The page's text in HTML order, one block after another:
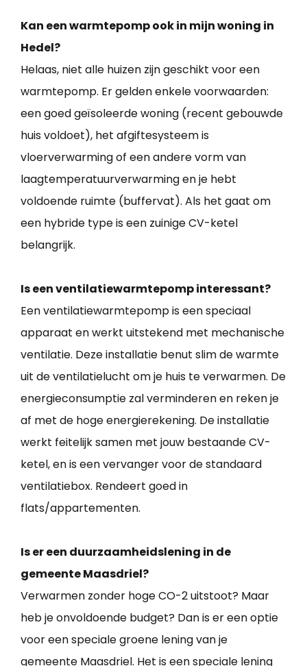
Kan een warmtepomp ook in mijn woning in
Hedel?
Helaas, niet alle huizen zijn geschikt voor een
warmtepomp. Er gelden enkele voorwaarden:
een goed geïsoleerde woning (recent gebouwde
huis voldoet), het afgiftesysteem is
vloerverwarming of een andere vorm van
laagtemperatuurverwarming en je hebt
voldoende ruimte (buffervat). Als het gaat om
een hybride type is een zuinige CV-ketel
belangrijk.
Is een ventilatiewarmtepomp interessant?
Een ventilatiewarmtepomp is een speciaal
apparaat en werkt uitstekend met mechanische
ventilatie. Deze installatie benut slim de warmte
uit de ventilatielucht om je huis te verwarmen. De
energieconsumptie zal verminderen en reken je
af met de hoge energierekening. De installatie
werkt feitelijk samen met jouw bestaande CV-
ketel, en is een vervanger voor de standaard
ventilatiebox. Rendeert goed in
flats/appartementen.
Is er een duurzaamheidslening in de
gemeente Maasdriel?
Verwarmen zonder hoge CO-2 uitstoot? Maar
heb je onvoldoende budget? Dan is er een optie
voor een speciale groene lening van je
gemeente Maasdriel. Het is een speciale lening